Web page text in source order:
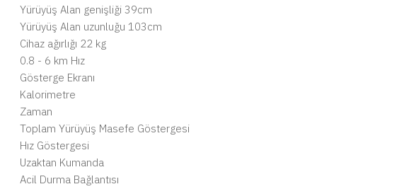
Yürüyüş Alan genişliği 39cm
Yürüyüş Alan uzunluğu 103cm
Cihaz ağırlığı 22 kg
0.8 - 6 km Hız
Gösterge Ekranı
Kalorimetre
Zaman
Toplam Yürüyüş Masefe Göstergesi
Hız Göstergesi
Uzaktan Kumanda
Acil Durma Bağlantısı